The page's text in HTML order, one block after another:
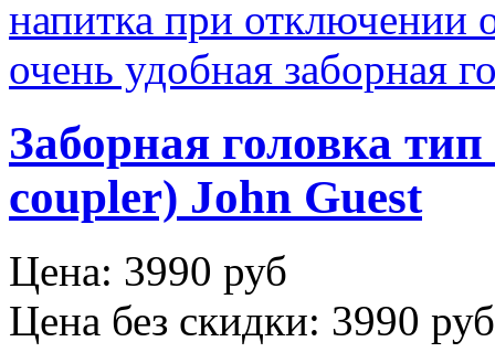
Заборная головка
coupler) John Guest
Цена: 3990 руб
Цена без скидки: 3990 руб